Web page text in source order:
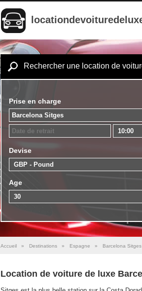
Rechercher une location de
Prise en charge
Devise
Age
Accueil » Destinations » Espagne » Barcelona Sitges
Location de voiture de luxe